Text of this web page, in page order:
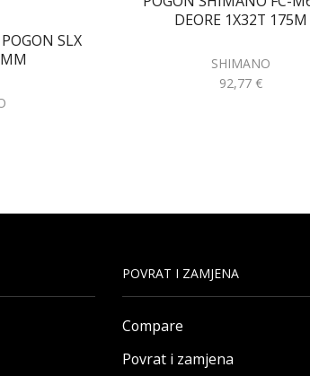
SLX
DEORE 1X32T 175M
SHIMANO
92,77 €
POVRAT I ZAMJENA
Compare
Povrat i zamjena